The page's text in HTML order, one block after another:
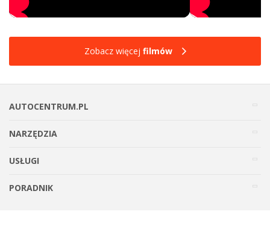
Zobacz więcej filmów
AUTOCENTRUM.PL
NARZĘDZIA
USŁUGI
PORADNIK